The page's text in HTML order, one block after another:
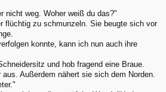
nicht weg. Woher weiß du das?"
flüchtig zu schmunzeln. Sie beugte sich vor
konnte, kann ich nun auch ihre
und hob fragend eine Braue.
Außerdem nähert sie sich dem Norden.